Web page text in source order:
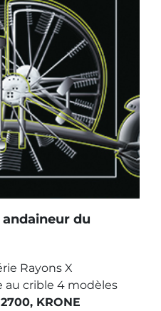
du
Rayons X
au crible 4 modèles
KRONE